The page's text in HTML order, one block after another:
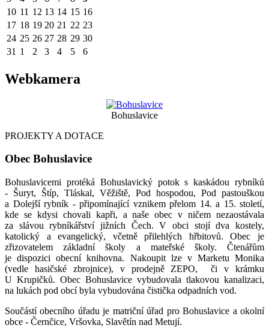
10 11 12 13 14 15 16
17 18 19 20 21 22 23
24 25 26 27 28 29 30
31 1 2 3 4 5 6
Webkamera
Bohuslavice
PROJEKTY A DOTACE
Obec Bohuslavice
Bohuslavicemi protéká Bohuslavický potok s kaskádou rybníků
- Šuryt, Štíp, Tláskal, Věžiště, Pod hospodou, Pod pastouškou
a Dolejší rybník - připomínající vznikem přelom 14. a 15. století,
kde se kdysi chovali kapři, a naše obec v ničem nezaostávala
za slávou rybníkářství jižních Čech. V obci stojí dva kostely,
katolický a evangelický, včetně přilehlých hřbitovů. Obec je
zřizovatelem základní školy a mateřské školy. Čtenářům
je dispozici obecní knihovna. Nakoupit lze v Marketu Monika
(vedle hasičské zbrojnice), v prodejně ZEPO, či v krámku
U Krupičků. Obec Bohuslavice vybudovala tlakovou kanalizaci,
na lukách pod obcí byla vybudována čistička odpadních vod.
Součástí obecního úřadu je matriční úřad pro Bohuslavice a okolní
obce - Černčice, Vršovka, Slavětín nad Metují.